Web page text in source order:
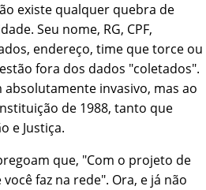
existe qualquer quebra de
Seu nome, RG, CPF,
endereço, time que torce ou
fora dos dados "coletados".
absolutamente invasivo, mas ao
de 1988, tanto que
e Justiça.
que, "Com o projeto de
faz na rede". Ora, e já não